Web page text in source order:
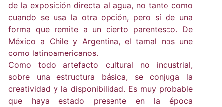
de la exposición directa al agua, no tanto como
cuando se usa la otra opción, pero sí de una
forma que remite a un cierto parentesco. De
México a Chile y Argentina, el tamal nos une
como latinoamericanos.
Como todo artefacto cultural no industrial,
sobre una estructura básica, se conjuga la
creatividad y la disponibilidad. Es muy probable
que haya estado presente en la época